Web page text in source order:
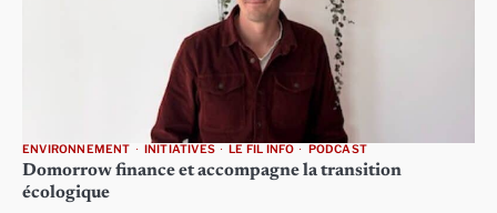
ENVIRONNEMENT INITIATIVES LE FIL INFO PODCAST
Domorrow finance et accompagne la transition
écologique